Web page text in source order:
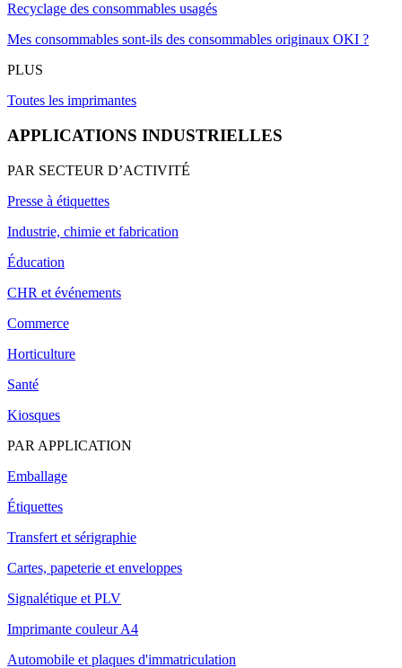
Recyclage des consommables usagés
Mes consommables sont-ils des consommables originaux OKI ?
PLUS
Toutes les imprimantes
APPLICATIONS INDUSTRIELLES
PAR SECTEUR D’ACTIVITÉ
Presse à étiquettes
Industrie, chimie et fabrication
Éducation
CHR et événements
Commerce
Horticulture
Santé
Kiosques
PAR APPLICATION
Emballage
Étiquettes
Transfert et sérigraphie
Cartes, papeterie et enveloppes
Signalétique et PLV
Imprimante couleur A4
Automobile et plaques d'immatriculation